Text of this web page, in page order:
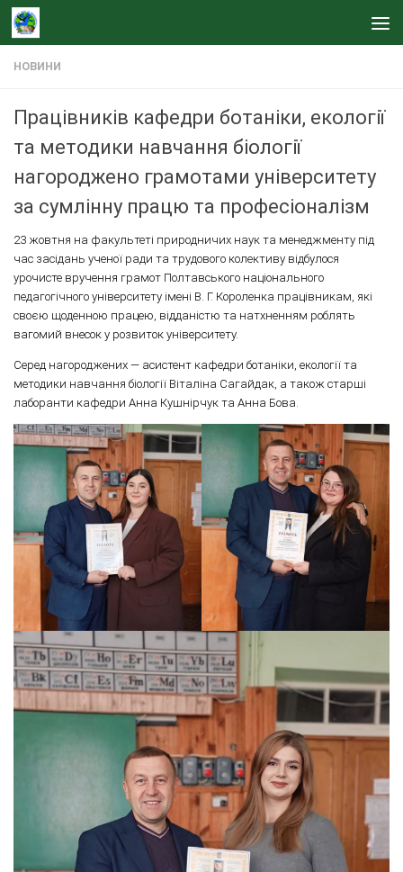
Skip to content
НОВИНИ
Працівників кафедри ботаніки, екології
та методики навчання біології
нагороджено грамотами університету
за сумлінну працю та професіоналізм
23 жовтня на факультеті природничих наук та менеджменту під
час засідань ученої ради та трудового колективу відбулося
урочисте вручення грамот Полтавського національного
педагогічного університету імені В. Г. Короленка працівникам, які
своєю щоденною працею, відданістю та натхненням роблять
вагомий внесок у розвиток університету.
Серед нагороджених — асистент кафедри ботаніки, екології та
методики навчання біології Віталіна Сагайдак, а також старші
лаборанти кафедри Анна Кушнірчук та Анна Бова.